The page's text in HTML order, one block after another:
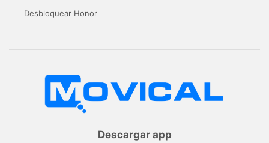
Desbloquear Honor
Descargar app